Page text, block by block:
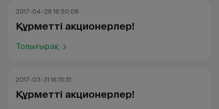
2017-04-28 16:50:08
Құрметті акционерлер!
Толығырақ
2017-03-31 16:15:51
Құрметті акционерлер!